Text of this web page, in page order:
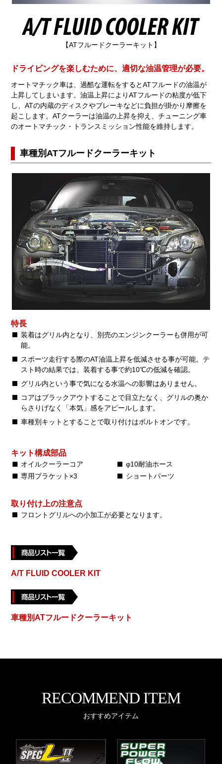
【ATフルードクーラーキット】
ドライビングを楽しむために、適切な油温管理が必要。
オートマチック車は、過酷な運転をするとATフルードの油温が
上昇してしまいます。油温上昇によりATフルードの粘度が低下
し、ATの内蔵のディスクやブレーキなどに負担が掛かり摩擦を
起こします。ATクーラーは油温の上昇を抑え、チューニング車
のオートマチック・トランスミッション性能を維持します。
車種別ATフルードクーラーキット
特長
装着はグリル内となり、別売のエンジンクーラーも併用が可
能。
スポーツ走行する際のAT油温上昇を低減させる事が可能。テ
スト時の結果では、装着する事で約10℃の低減を確認。
グリル内という事で気になる水温への影響はありません。
コアはブラックアウトすることで目立たなく、グリルの奥か
らさりげなく「本気」感をアピールします。
車種別キットとすることで取り付けはボルトオンです。
キット構成部品
オイルクーラーコア
専用ブラケット×3
φ10耐油ホース
ショートパーツ
取り付け上の注意点
フロントグリルへの小加工が必要となります。
A/T FLUID COOLER KIT
車種別ATフルードクーラーキット
RECOMMEND ITEM
おすすめアイテム